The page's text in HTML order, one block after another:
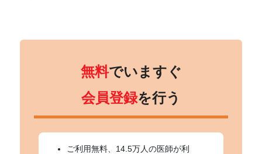
無料でいますぐ
会員登録を行う
ご利用無料、14.5万人の医師が利